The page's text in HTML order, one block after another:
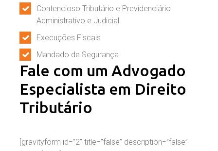
Contencioso Tributário e Previdenciário
Administrativo e Judicial
Execuções Fiscais
Mandado de Segurança.
Fale com um Advogado
Especialista em Direito
Tributário
[gravityform id=”2″ title=”false” description=”false”